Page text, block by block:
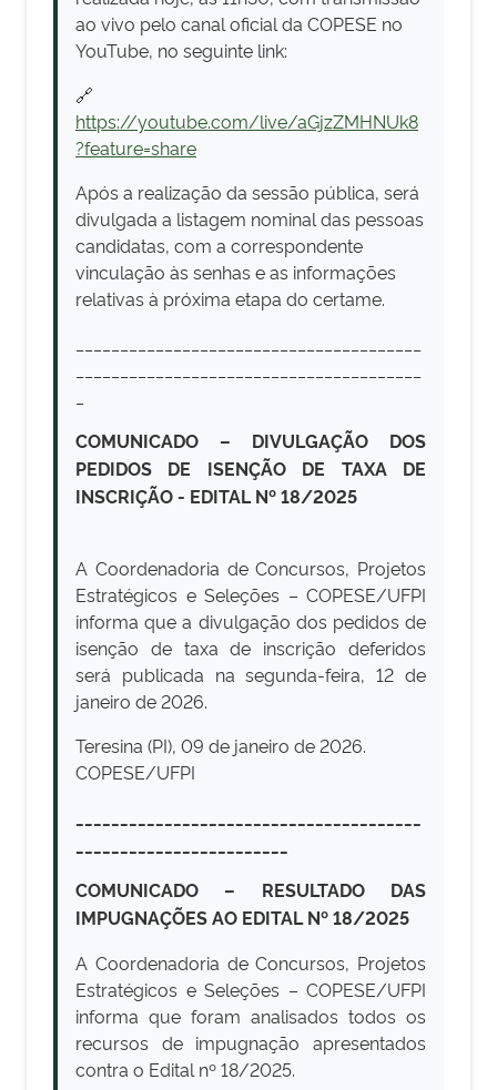
ao vivo pelo canal oficial da COPESE no
YouTube, no seguinte link:
🔗
https://youtube.com/live/aGjzZMHNUk8
?feature=share
Após a realização da sessão pública, será
divulgada a listagem nominal das pessoas
candidatas, com a correspondente
vinculação às senhas e as informações
relativas à próxima etapa do certame.
COMUNICADO – DIVULGAÇÃO DOS
PEDIDOS DE ISENÇÃO DE TAXA DE
INSCRIÇÃO - EDITAL Nº 18/2025
A Coordenadoria de Concursos, Projetos
Estratégicos e Seleções – COPESE/UFPI
informa que a divulgação dos pedidos de
isenção de taxa de inscrição deferidos
será publicada na segunda-feira, 12 de
janeiro de 2026.
Teresina (PI), 09 de janeiro de 2026.
COPESE/UFPI
COMUNICADO – RESULTADO DAS
IMPUGNAÇÕES AO EDITAL Nº 18/2025
A Coordenadoria de Concursos, Projetos
Estratégicos e Seleções – COPESE/UFPI
informa que foram analisados todos os
recursos de impugnação apresentados
contra o Edital nº 18/2025.